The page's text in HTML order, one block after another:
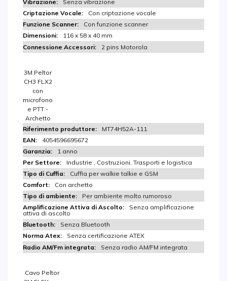
Senza vibrazione
Con criptazione vocale
Con funzione scanner
116 x 58 x 40 mm
2 pins Motorola
3M Peltor
CH3 FLX2
con
microfono
e PTT -
Archetto
MT74H52A-111
4054596695672
1 anno
Industrie , Costruzioni, Trasporti e logistica
Cuffia per walkie talkie e GSM
Con archetto
Per ambiente molto rumoroso
Senza amplificazione
attiva di ascolto
Senza Bluetooth
Senza certificazione ATEX
Senza radio AM/FM integrata
Cavo Peltor